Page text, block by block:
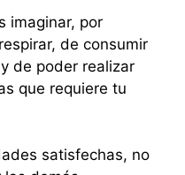
imaginar, por
de consumir
de poder realizar
que requiere tu
satisfechas, no